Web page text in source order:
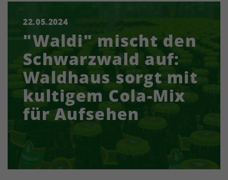
22.05.2024
"Waldi" mischt den
Schwarzwald auf:
Waldhaus sorgt mit
kultigem Cola-Mix
für Aufsehen
Waldhaus bringt einen Cola-Mix auf den Markt.
"Waldi" wird dank einer pfiffigen Social-Media-
Kampagne bereits im Vorfeld zum neuen
Kultgetränk. Und…